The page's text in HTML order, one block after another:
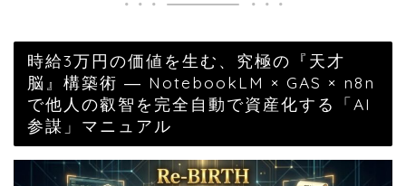
時給3万円の価値を生む、究極の『天才
脳』構築術 ― NotebookLM × GAS × n8n
で他人の叡智を完全自動で資産化する「AI
参謀」マニュアル